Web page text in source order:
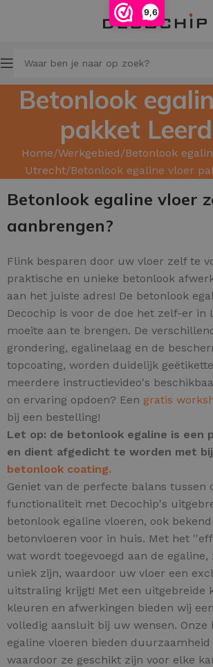
9,6
Betonlook
pakket
Home Werkgebied Betonlook
Utrecht Betonlook egaline vloer
Betonlook egaline vloer
aanbrengen?
Flink besparen door uw vloer zelf te
praktische en unieke betonlook
aan het juiste adres! De betonlook
Decochip is voor de doe het zelf-er in
moeite aan te brengen. De
grondering, egalinelaag en de
topcoating, worden duidelijk
meerdere instructievideo's
on ervaring opdoen? Een gratis
bij een bestelling!
Let op: de betonlook egaline is een
en dient afgedicht te worden met
betonlook coating.
Geniet van de perfecte balans tussen
functionaliteit met Decochip's
betonlook egaline vloeren, ook
betonvloeren voor in huis. Met het
wat wordt toegevoegd aan de
uniek zijn, waardoor uw vloer een
uitstraling krijgt! Met een uitgebreide
kleuren en afwerkingen bieden wij
volledig aansluit bij uw wensen. Onze
egaline vloeren bieden
waardoor ze geschikt zijn voor elke